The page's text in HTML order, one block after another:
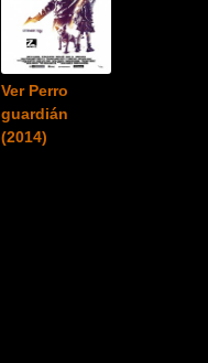
Ver Perro
guardián
(2014)